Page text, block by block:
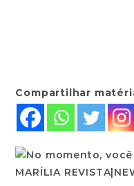
Compartilhar